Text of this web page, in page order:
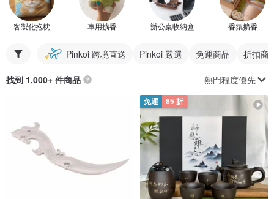
客製化抱枕 車用擴香 辦公桌收納盒 香氛擴香
Pinkoi 跨境直送 Pinkoi 嚴選 免運商品 折扣商
找到 1,000+ 件商品 熱門程度優先
免運 85 折